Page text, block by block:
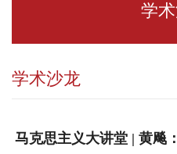
学
学术沙龙
马克思主义大讲堂 | 黄飚